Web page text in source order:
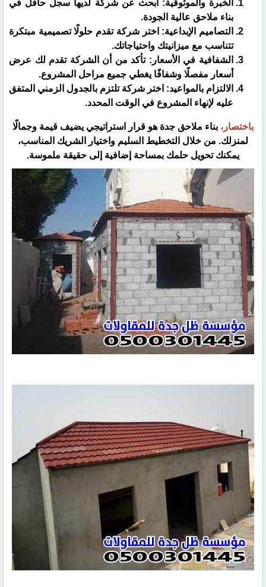
​الخبرة والموثوقية: ابحث عن شركة لديها سجل حافل في
بناء ملاحق عالية الجودة.
​التصاميم الإبداعية: اختر شركة تقدم حلولًا تصميمية مبتكرة
تتناسب مع ميزانيتك واحتياجاتك.
​الشفافية في الأسعار: تأكد من أن الشركة تقدم لك عرض
أسعار مفصلًا وشفافًا يغطي جميع مراحل المشروع.
الالتزام بالمواعيد: اختر شركة تلتزم بالجدول الزمني المتفق
عليه لإنهاء المشروع في الوقت المحدد.
​باختصار، بناء ملاحق جدة هو قرار استراتيجي يضيف قيمة وجمالًا
لمنزلك. من خلال التخطيط السليم واختيار الشريك المناسب،
يمكنك تحويل حلمك بمساحة إضافية إلى حقيقة ملموسة.